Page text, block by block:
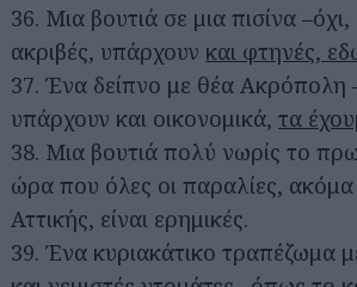
36. Μια βουτιά σε μια πισίνα –όχι,
ακριβές, υπάρχουν και φτηνές,
37. Ένα δείπνο με θέα Ακρόπολη
υπάρχουν και οικονομικά, τα
38. Μια βουτιά πολύ νωρίς το
ώρα που όλες οι παραλίες, ακόμα
Αττικής, είναι ερημικές.
39. Ένα κυριακάτικο τραπέζωμα